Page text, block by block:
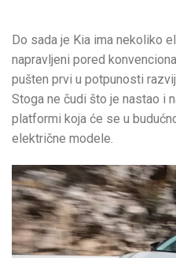
Do sada je Kia ima nekoliko
napravljeni pored
pušten prvi u potpunosti
Stoga ne čudi što je nastao i
platformi koja će se u
električne modele.